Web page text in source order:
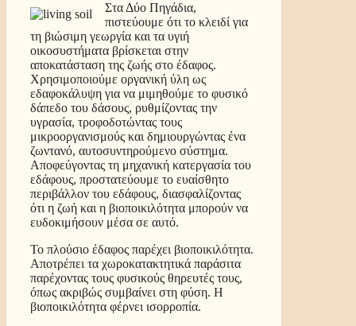
Στα Δύο Πηγάδια,
πιστεύουμε ότι το κλειδί για
τη βιώσιμη γεωργία και τα υγιή
οικοσυστήματα βρίσκεται στην
αποκατάσταση της ζωής στο έδαφος.
Χρησιμοποιούμε οργανική ύλη ως
εδαφοκάλυψη για να μιμηθούμε το φυσικό
δάπεδο του δάσους, ρυθμίζοντας την
υγρασία, τροφοδοτώντας τους
μικροοργανισμούς και δημιουργώντας ένα
ζωντανό, αυτοσυντηρούμενο σύστημα.
Αποφεύγοντας τη μηχανική κατεργασία του
εδάφους, προστατεύουμε το ευαίσθητο
περιβάλλον του εδάφους, διασφαλίζοντας
ότι η ζωή και η βιοποικιλότητα μπορούν να
ευδοκιμήσουν μέσα σε αυτό.
Το πλούσιο έδαφος παρέχει βιοποικιλότητα.
Αποτρέπει τα χωροκατακτητικά παράσιτα
παρέχοντας τους φυσικούς θηρευτές τους,
όπως ακριβώς συμβαίνει στη φύση. Η
βιοποικιλότητα φέρνει ισορροπία.